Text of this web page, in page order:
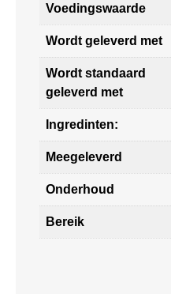
Voedingswaarde
Wordt geleverd met
Wordt standaard
geleverd met
Ingredinten:
Meegeleverd
Onderhoud
Bereik